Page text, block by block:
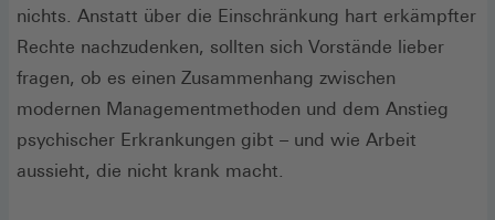
nichts. Anstatt über die Einschränkung hart erkämpfter
Rechte nachzudenken, sollten sich Vorstände lieber
fragen, ob es einen Zusammenhang zwischen
modernen Managementmethoden und dem Anstieg
psychischer Erkrankungen gibt – und wie Arbeit
aussieht, die nicht krank macht.